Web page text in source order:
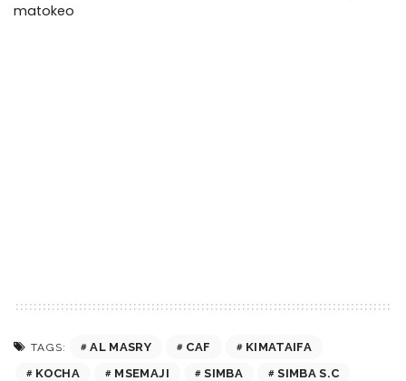
matokeo
TAGS: AL MASRY CAF
KIMATAIFA
KOCHA
MSEMAJI SIMBA
SIMBA S.C